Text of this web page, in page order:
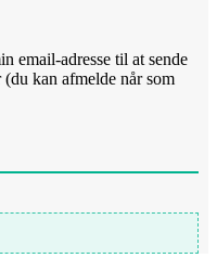
email-adresse til at sende
kan afmelde når som